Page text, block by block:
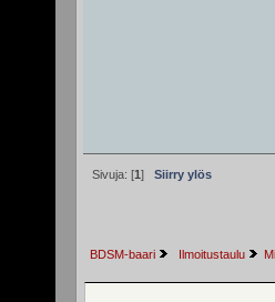
Sivuja: [1] Siirry ylös
BDSM-baari Ilmoitustaulu